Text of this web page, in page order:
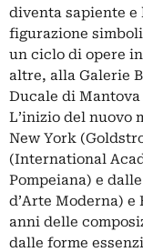
diventa sapiente e
figurazione
un ciclo di opere
altre, alla Galerie
Ducale di Mantova
L’inizio del nuovo
New York
(International
Pompeiana) e
d’Arte Moderna)
anni delle
dalle forme